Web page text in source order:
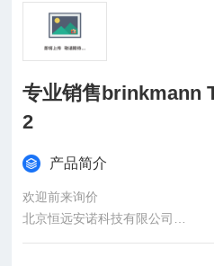
专业销售brinkmann
2
产品简介
欢迎前来询价
北京恒远安诺科技有限公司
：